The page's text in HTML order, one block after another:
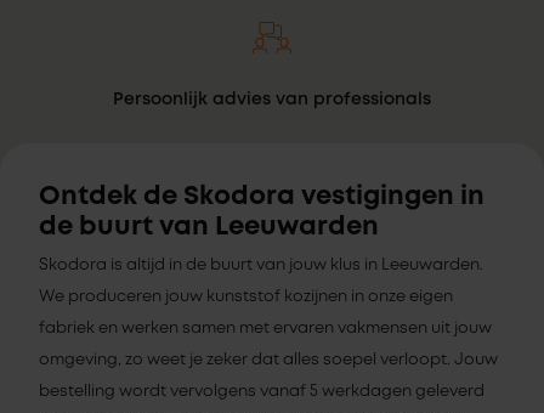
Persoonlijk advies van professionals
Ontdek de Skodora vestigingen in
de buurt van Leeuwarden
Skodora is altijd in de buurt van jouw klus in Leeuwarden.
We produceren jouw kunststof kozijnen in onze eigen
fabriek en werken samen met ervaren vakmensen uit jouw
omgeving, zo weet je zeker dat alles soepel verloopt. Jouw
bestelling wordt vervolgens vanaf 5 werkdagen geleverd